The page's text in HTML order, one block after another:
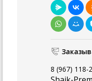
8 (967) 118-